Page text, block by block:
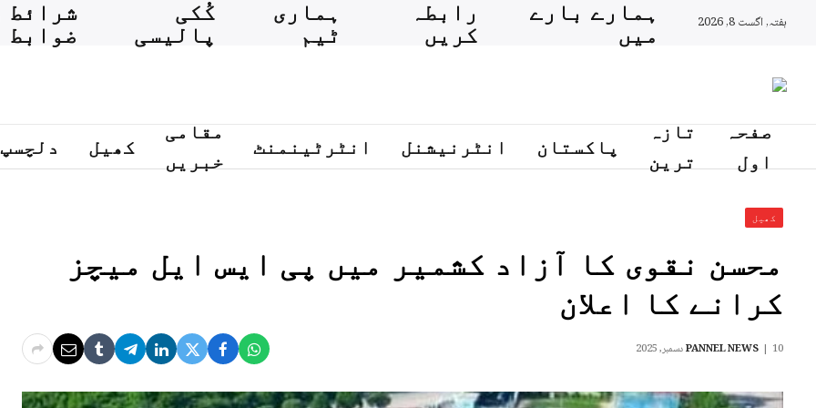
ہفتہ, اگست 8, 2026 ہمارے بارے
میں
رابطہ
کریں
ہماری
ٹیم
کُکی
پالیسی
شرائط
ضوابط
صفحہ
اول
تازہ
ترین
پاکستان انٹرنیشنل انٹرٹینمنٹ
مقامی
خبریں
کھیل دلچسپ
کھیل
محسن نقوی کا آزاد کشمیر میں پی ایس ایل میچز
کرانے کا اعلان
PANNEL NEWS 10 دسمبر, 2025